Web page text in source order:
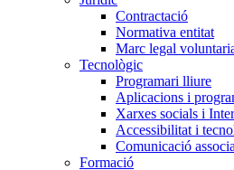
Contractació
Normativa entitat
Marc legal
Tecnològic
Programari lliure
Aplicacions i
Xarxes socials i
Accessibilitat i
Comunicació
Formació